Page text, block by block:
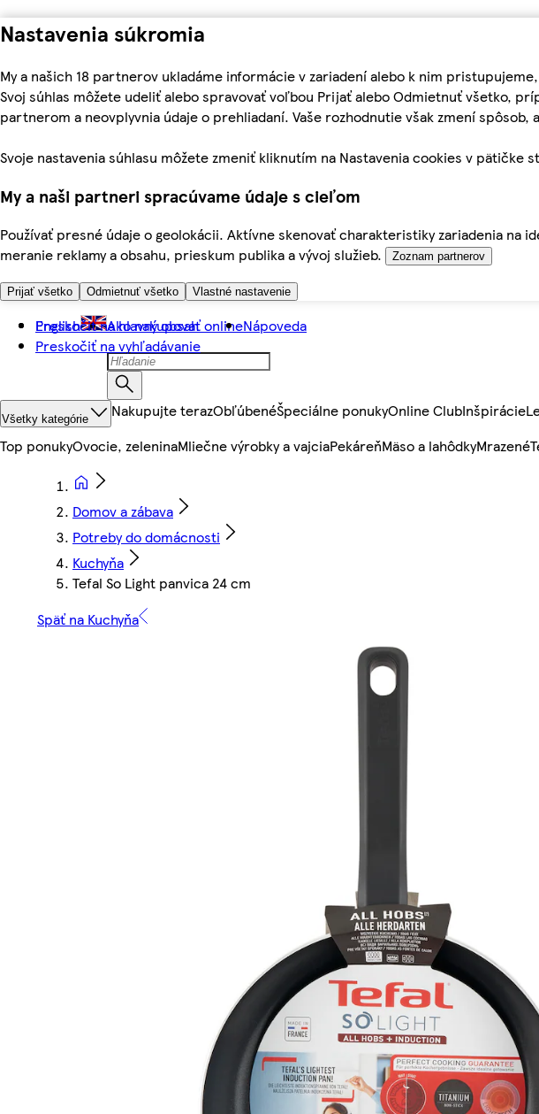
Nastavenia súkromia
My a našich 18 partnerov ukladáme informácie v zariadení alebo k nim
Svoj súhlas môžete udeliť alebo spravovať voľbou Prijať alebo Odmietnuť všetko,
partnerom a neovplyvnia údaje o prehliadaní. Vaše rozhodnutie však zmení
Svoje nastavenia súhlasu môžete zmeniť kliknutím na Nastavenia cookies v pätičke
My a naši partneri spracúvame údaje s cieľom
Používať presné údaje o geolokácii. Aktívne skenovať charakteristiky zariadenia na
meranie reklamy a obsahu, prieskum publika a vývoj služieb.
Zoznam partnerov
Prijať všetko Odmietnuť všetko Vlastné nastavenie
Preskočiť na hlavný obsah
Preskočiť na vyhľadávanie
English Ako nakupovať onlineNápoveda
Všetky kategórie Nakupujte terazObľúbenéŠpeciálne ponukyOnline ClubInšpirácie
Top ponukyOvocie, zeleninaMliečne výrobky a vajciaPekáreňMäso a lahôdkyMrazené
Domov a zábava
Potreby do domácnosti
Kuchyňa
Tefal So Light panvica 24 cm
Späť na Kuchyňa